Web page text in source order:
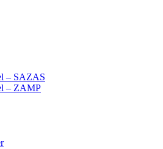
– SAZAS
– ZAMP